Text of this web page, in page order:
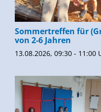
Sommertreffen für
von 2-6 Jahren
13.08.2026, 09:30 - 11:00